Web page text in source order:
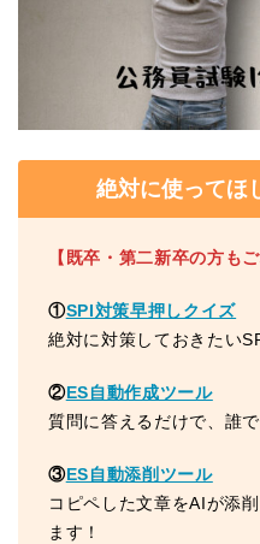
絶対に使ってほ
【既卒・第二新卒の方も
①SPI対策早押しクイズ
絶対に対策しておきたい
②ES自動作成ツール
質問に答えるだけで、誰
③ES自動添削ツール
コピペした文章をAIが添
ます！